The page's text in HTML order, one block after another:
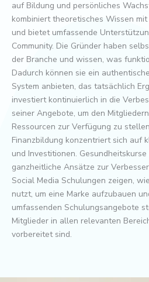
auf Bildung und persönliches
kombiniert theoretisches Wissen
und bietet umfassende
Community. Die Gründer haben
der Branche und wissen, was
Dadurch können sie ein
System anbieten, das tatsächlich
investiert kontinuierlich in die
seiner Angebote, um den
Ressourcen zur Verfügung zu
Finanzbildung konzentriert sich auf
und Investitionen.
ganzheitliche Ansätze zur
Social Media Schulungen zeigen,
nutzt, um eine Marke aufzubauen
umfassenden Schulungsangebote
Mitglieder in allen relevanten
vorbereitet sind.